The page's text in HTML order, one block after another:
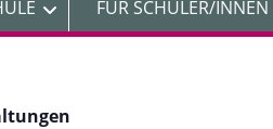
FÜR SCHÜLER/INNEN